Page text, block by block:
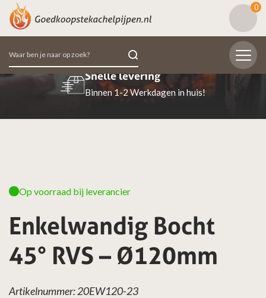
0
Zoeken
naar:
Beoordeeld met een 9.7
98% van de klanten beoordeeld ons positief
Enkelwandig Bocht
45° RVS – Ø120mm
Op voorraad bij leverancier
Artikelnummer: 20EW120-23